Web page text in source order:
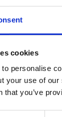
cookies
personalise
your use of
that you’ve
receber novos
está a